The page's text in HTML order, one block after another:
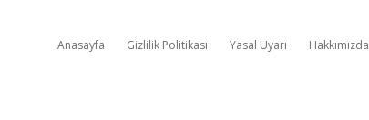
Anasayfa Gizlilik Politikası Yasal Uyarı Hakkımızda